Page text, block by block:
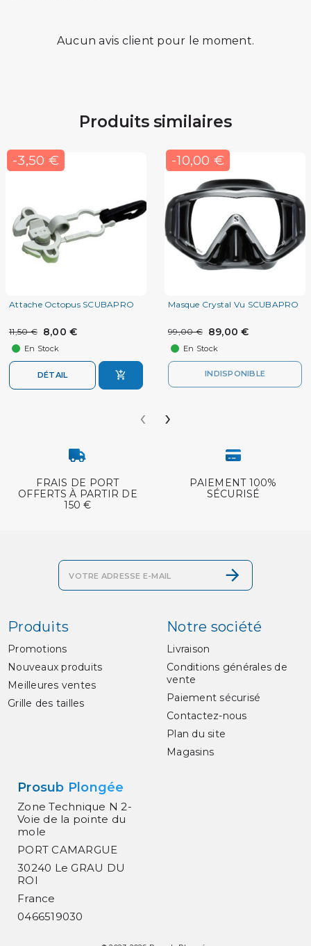
Aucun avis client pour le moment.
Produits similaires
-3,50 €
Attache Octopus SCUBAPRO
11,50 € 8,00 €
En Stock
DÉTAIL
-10,00 €
Masque Crystal Vu SCUBAPRO
99,00 € 89,00 €
En Stock
INDISPONIBLE
‹ ›
FRAIS DE PORT
OFFERTS À PARTIR DE
150 €
PAIEMENT 100%
SÉCURISÉ
Produits
Promotions
Nouveaux produits
Meilleures ventes
Grille des tailles
Notre société
Livraison
Conditions générales de
vente
Paiement sécurisé
Contactez-nous
Plan du site
Magasins
Prosub Plongée
Zone Technique N 2-
Voie de la pointe du
mole
PORT CAMARGUE
30240 Le GRAU DU
ROI
France
0466519030